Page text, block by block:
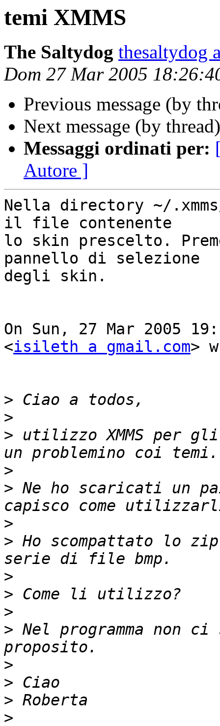
temi XMMS
The Saltydog thesaltydog
Dom 27 Mar 2005
Previous message (by
Next message (by
Messaggi ordinati per:
Autore ]
Nella directory ~/
il file contenente
lo skin prescelto.
pannello di selezione
degli skin.
On Sun, 27 Mar 2005
<isileth a gmail.com>
>
>
> utilizzo XMMS per gli
>
> Ne ho scaricati un
>
> Ho scompattato lo
>
>
>
> Nel programma non
>
>
>
>